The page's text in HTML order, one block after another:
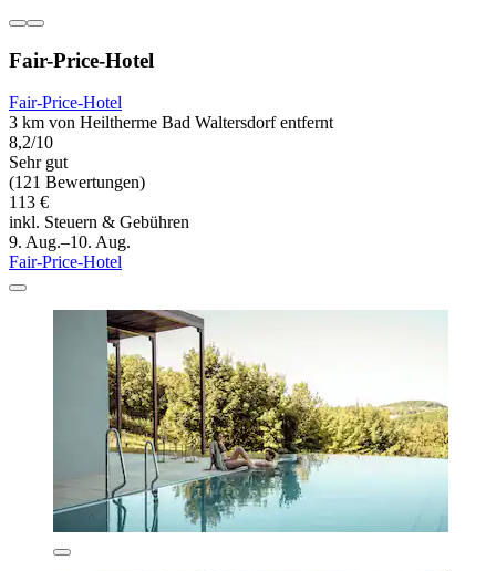
Fair-Price-Hotel
Fair-Price-Hotel
3 km von Heiltherme Bad Waltersdorf entfernt
8,2/10
Sehr gut
(121 Bewertungen)
113 €
inkl. Steuern & Gebühren
9. Aug.–10. Aug.
Fair-Price-Hotel